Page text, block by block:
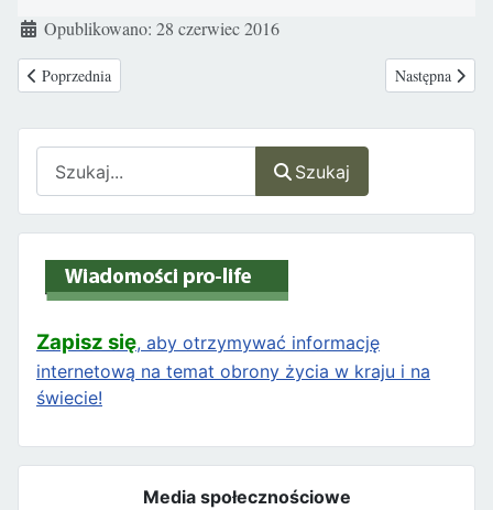
Szukaj
Zapisz się, aby otrzymywać informację
internetową na temat obrony życia w kraju i na
świecie!
Media społecznościowe
Szczegóły
Opublikowano: 28 czerwiec 2016
Poprzednia strona: Umierająca matka do przyjaciółki: “Weź moje dzieci i
Poprzednia Następna
Następna